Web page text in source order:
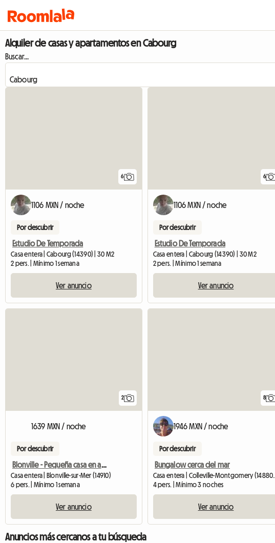
Alquiler de casas y apartamentos en Cabourg
Buscar...
6
1106 MXN / noche
Por descubrir
Estudio De Temporada
Casa entera | Cabourg (14390) | 30 M2
2 pers. | Mínimo 1 semana
Ver anuncio
6
1106 MXN / noche
Por descubrir
Estudio De Temporada
Casa entera | Cabourg (14390) | 30 M2
2 pers. | Mínimo 1 semana
Ver anuncio
2
1639 MXN / noche
Por descubrir
Blonville - Pequeña casa en alquiler cerca de la playa
Casa entera | Blonville-sur-Mer (14910)
6 pers. | Mínimo 1 semana
Ver anuncio
8
1946 MXN / noche
Por descubrir
Bungalow cerca del mar
Casa entera |
4 pers. | Mínimo 3 noches
Ver anuncio
Anuncios más cercanos a tu búsqueda